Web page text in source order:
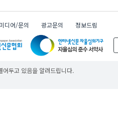
디어/문의 광고문의
정보드림
두고 있음을 알려드립니다.